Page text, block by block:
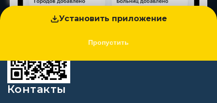
Установить приложение
Пропустить
Контакты